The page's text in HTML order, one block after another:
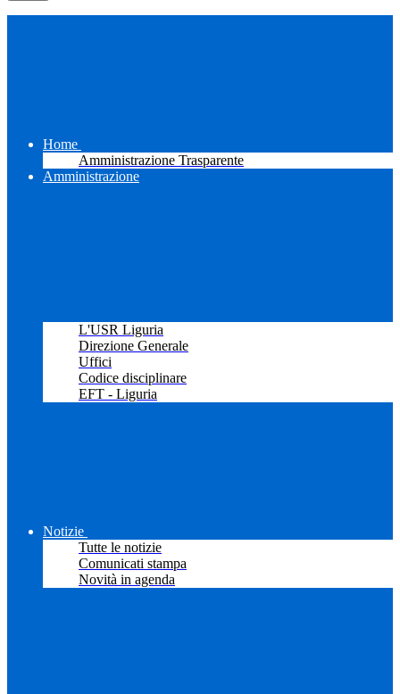
Home
Amministrazione Trasparente
Amministrazione
L'USR Liguria
Direzione Generale
Uffici
Codice disciplinare
EFT - Liguria
Notizie
Tutte le notizie
Comunicati stampa
Novità in agenda